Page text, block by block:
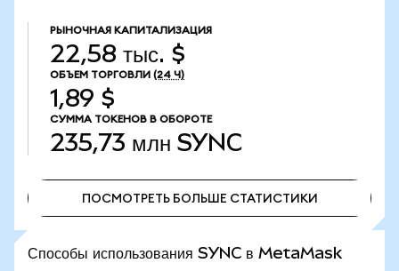
РЫНОЧНАЯ КАПИТАЛИЗАЦИЯ
22,58 тыс. $
ОБЪЕМ ТОРГОВЛИ (24 Ч)
1,89 $
СУММА ТОКЕНОВ В ОБОРОТЕ
235,73 млн SYNC
ПОСМОТРЕТЬ БОЛЬШЕ СТАТИСТИКИ
Способы использования SYNC в MetaMask